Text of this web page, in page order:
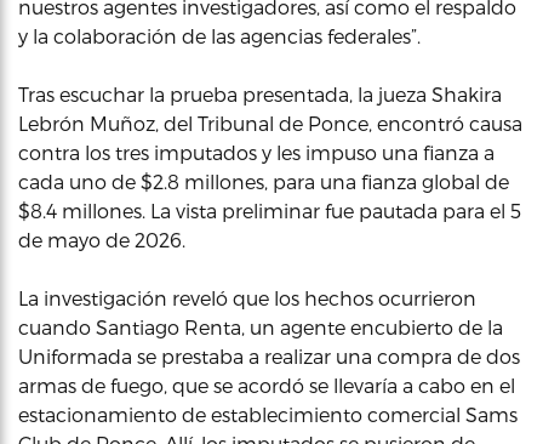
nuestros agentes investigadores, así como el respaldo
y la colaboración de las agencias federales”.
Tras escuchar la prueba presentada, la jueza Shakira
Lebrón Muñoz, del Tribunal de Ponce, encontró causa
contra los tres imputados y les impuso una fianza a
cada uno de $2.8 millones, para una fianza global de
$8.4 millones. La vista preliminar fue pautada para el 5
de mayo de 2026.
La investigación reveló que los hechos ocurrieron
cuando Santiago Renta, un agente encubierto de la
Uniformada se prestaba a realizar una compra de dos
armas de fuego, que se acordó se llevaría a cabo en el
estacionamiento de establecimiento comercial Sams